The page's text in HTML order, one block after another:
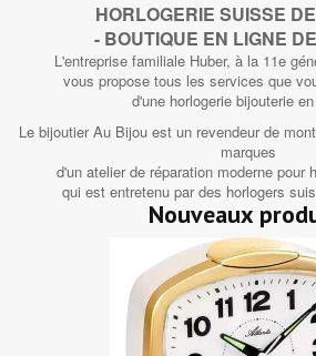
HORLOGERIE SUISSE
- BOUTIQUE EN LIGNE
L'entreprise familiale Huber, à la 11e
vous propose tous les services que
d'une horlogerie bijouterie
Le bijoutier Au Bijou est un revendeur de
marques
d'un atelier de réparation moderne pour
qui est entretenu par des horlogers
Nouveaux